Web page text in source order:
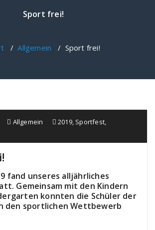
Sport frei!
/Allgemein / Sport frei!
Allgemein 2019, Sportfest,
fand unseres alljährliches
Gemeinsam mit den Kindern
konnten die Schüler der
den sportlichen Wettbewerb